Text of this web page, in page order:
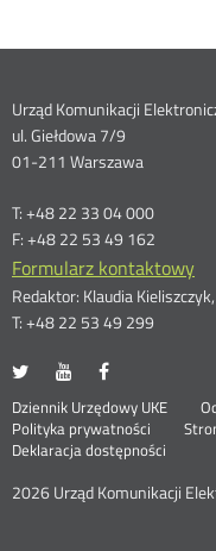
Dane
kontaktowe
Urząd Komunikacji
ul. Giełdowa 7/9
01-211 Warszawa
T: +48 22 33 04 000
F: +48 22 53 49 162
Formularz kontaktowy
Redaktor: Klaudia Kieliszczyk,
T: +48 22 53 49 299
UKE
portalu
Twitter
Otwórz
nowym
oknie
UKE
portalu
Youtube
Otwórz
nowym
oknie
portalu
Facebook
nowym
oknie
Stopka
menu
Dziennik Urzędowy UKE
Polityka prywatności
Otwórz
w
oknie
Deklaracja dostępności
2026 Urząd Komunikacji